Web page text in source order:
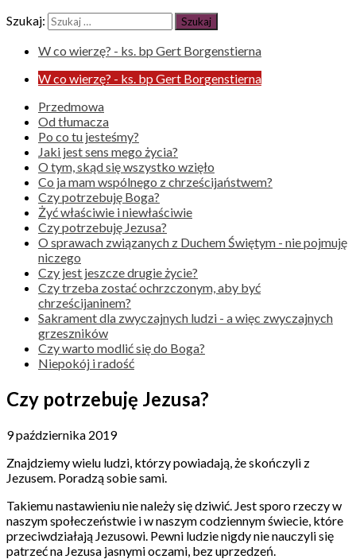
Szukaj:
W co wierzę? - ks. bp Gert Borgenstierna
W co wierzę? - ks. bp Gert Borgenstierna
Przedmowa
Od tłumacza
Po co tu jesteśmy?
Jaki jest sens mego życia?
O tym, skąd się wszystko wzięło
Co ja mam wspólnego z chrześcijaństwem?
Czy potrzebuję Boga?
Żyć właściwie i niewłaściwie
Czy potrzebuję Jezusa?
O sprawach związanych z Duchem Świętym - nie pojmuję
niczego
Czy jest jeszcze drugie życie?
Czy trzeba zostać ochrzczonym, aby być
chrześcijaninem?
Sakrament dla zwyczajnych ludzi - a więc zwyczajnych
grzeszników
Czy warto modlić się do Boga?
Niepokój i radość
Czy potrzebuję Jezusa?
9 października 2019
Znajdziemy wielu ludzi, którzy powiadają, że skończyli z
Jezusem. Poradzą sobie sami.
Takiemu nastawieniu nie należy się dziwić. Jest sporo rzeczy w
naszym społeczeństwie i w naszym codziennym świecie, które
przeciwdziałają Jezusowi. Pewni ludzie nigdy nie nauczyli się
patrzeć na Jezusa jasnymi oczami, bez uprzedzeń.